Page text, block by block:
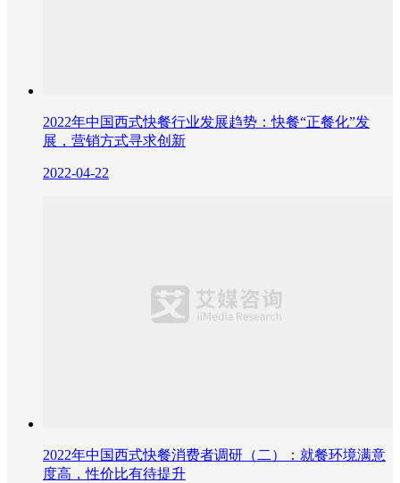
2022年中国西式快餐行业发展趋势：快餐“正餐化”发
展，营销方式寻求创新
2022-04-22
2022年中国西式快餐消费者调研（二）：就餐环境满意
度高，性价比有待提升